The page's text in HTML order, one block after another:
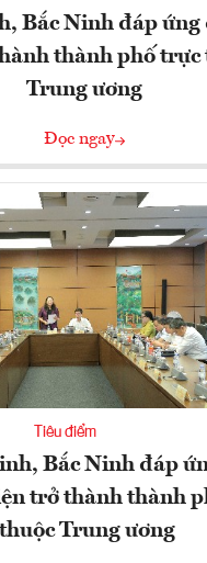
Bắc Ninh đáp ứng
thành phố trực
Trung ương
Đọc ngay
Tiêu điểm
Bắc Ninh đáp
trở thành thành
Trung ương